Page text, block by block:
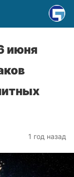
июня
1 год назад